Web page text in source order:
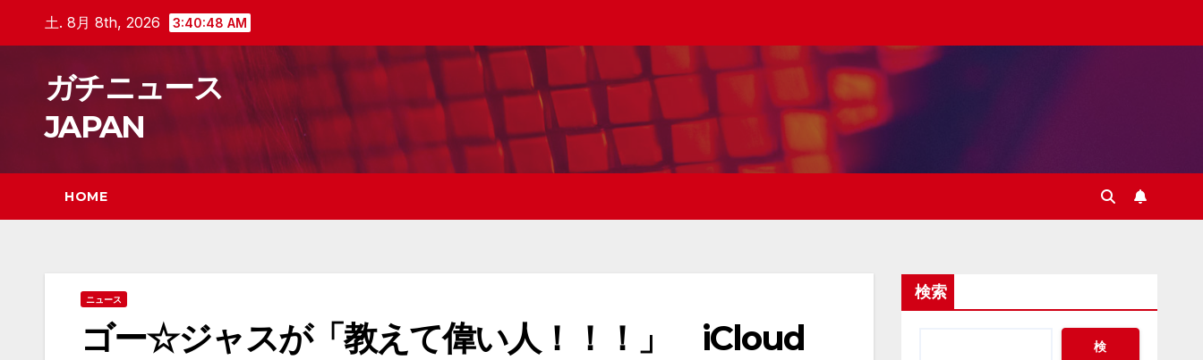
土. 8月 8th, 2026 3:40:49 AM
ガチニュース
JAPAN
HOME
ニュース
ゴー☆ジャスが「教えて偉い人！！！」 iCloud
検索
検